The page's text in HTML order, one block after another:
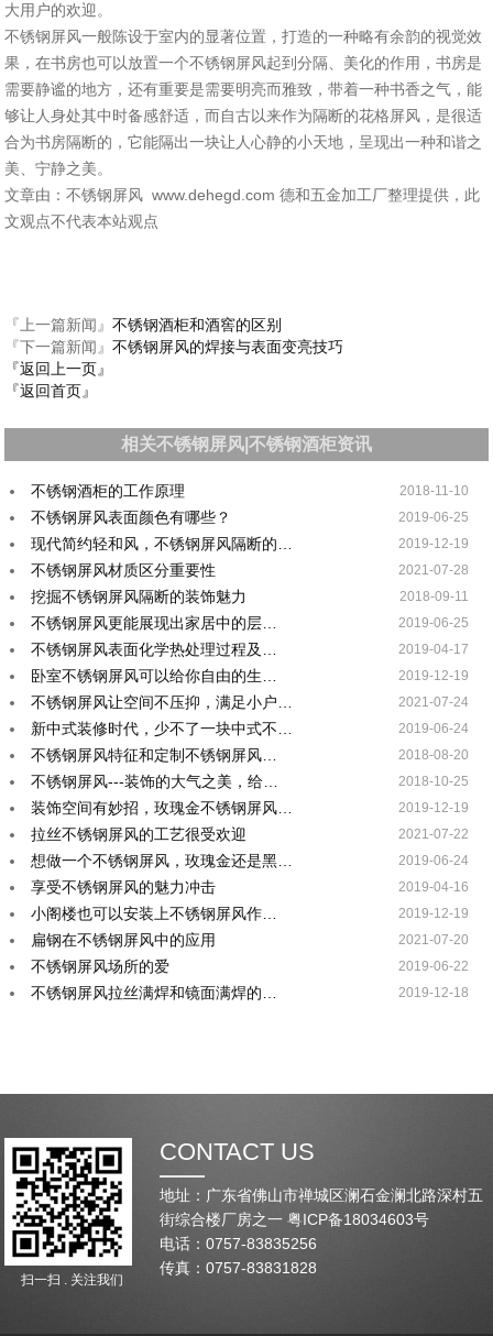
大用户的欢迎。
不锈钢屏风一般陈设于室内的显著位置，打造的一种略有余韵的视觉效
果，在书房也可以放置一个不锈钢屏风起到分隔、美化的作用，书房是
需要静谧的地方，还有重要是需要明亮而雅致，带着一种书香之气，能
够让人身处其中时备感舒适，而自古以来作为隔断的花格屏风，是很适
合为书房隔断的，它能隔出一块让人心静的小天地，呈现出一种和谐之
美、宁静之美。
文章由：不锈钢屏风 www.dehegd.com 德和五金加工厂整理提供，此
文观点不代表本站观点
『上一篇新闻』不锈钢酒柜和酒窖的区别
『下一篇新闻』不锈钢屏风的焊接与表面变亮技巧
『返回上一页』
『返回首页』
相关不锈钢屏风|不锈钢酒柜资讯
不锈钢酒柜的工作原理 2018-11-10
不锈钢屏风表面颜色有哪些？ 2019-06-25
现代简约轻和风，不锈钢屏风隔断的… 2019-12-19
不锈钢屏风材质区分重要性 2021-07-28
挖掘不锈钢屏风隔断的装饰魅力 2018-09-11
不锈钢屏风更能展现出家居中的层… 2019-06-25
不锈钢屏风表面化学热处理过程及… 2019-04-17
卧室不锈钢屏风可以给你自由的生… 2019-12-19
不锈钢屏风让空间不压抑，满足小户… 2021-07-24
新中式装修时代，少不了一块中式不… 2019-06-24
不锈钢屏风特征和定制不锈钢屏风… 2018-08-20
不锈钢屏风---装饰的大气之美，给… 2018-10-25
装饰空间有妙招，玫瑰金不锈钢屏风… 2019-12-19
拉丝不锈钢屏风的工艺很受欢迎 2021-07-22
想做一个不锈钢屏风，玫瑰金还是黑… 2019-06-24
享受不锈钢屏风的魅力冲击 2019-04-16
小阁楼也可以安装上不锈钢屏风作… 2019-12-19
扁钢在不锈钢屏风中的应用 2021-07-20
不锈钢屏风场所的爱 2019-06-22
不锈钢屏风拉丝满焊和镜面满焊的… 2019-12-18
扫一扫 . 关注我们
CONTACT US
地址：广东省佛山市禅城区澜石金澜北路深村五
街综合楼厂房之一 粤ICP备18034603号
电话：0757-83835256
传真：0757-83831828